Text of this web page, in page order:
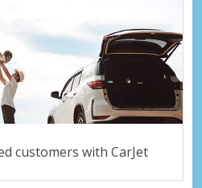
customers with CarJet